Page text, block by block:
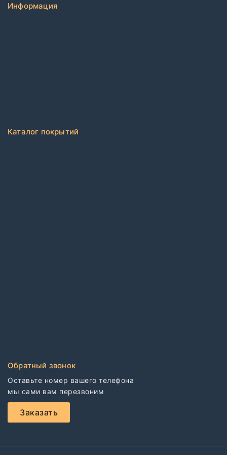
Информация
Каталог покрытий
Обратный звонок
Оставьте номер вашего телефона
мы сами вам перезвоним
Заказать